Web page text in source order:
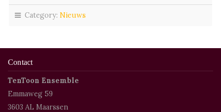
Category: Nieuws
Contact
TenToon Ensemble
Emmaweg 59
3603 AL Maarssen